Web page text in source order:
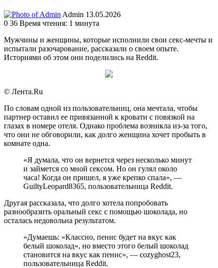
Admin Send
an
13.05.2026
0 36 Время чтения: 1 минута
Мужчины и женщины, которые исполнили свои секс-мечты и
испытали разочарование, рассказали о своем опыте.
Историями об этом они поделились на Reddit.
© Лента.Ru
По словам одной из пользовательниц, она мечтала, чтобы
партнер оставил ее привязанной к кровати с повязкой на
глазах в номере отеля. Однако проблема возникла из-за того,
что они не обговорили, как долго женщина хочет пробыть в
комнате одна.
«Я думала, что он вернется через несколько минут
и займется со мной сексом. Но он гулял около
часа! Когда он пришел, я уже крепко спала», —
GuiltyLeopard8365, пользовательница Reddit.
Другая рассказала, что долго хотела попробовать
разнообразить оральный секс с помощью шоколада, но
осталась недовольна результатом.
«Думаешь: «Классно, пенис будет на вкус как
белый шоколад», но вместо этого белый шоколад
становится на вкус как пенис», — cozyghost23,
пользовательница Reddit.